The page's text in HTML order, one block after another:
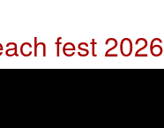
fest 2026